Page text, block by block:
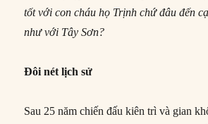
tốt với con cháu họ Trịnh chứ đâu đến
như với Tây Sơn?
Đôi nét lịch sử
Sau 25 năm chiến đấu kiên trì và gian